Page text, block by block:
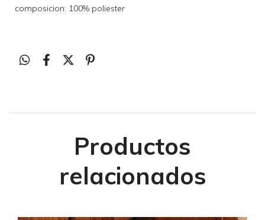
composicion: 100% poliester
Productos
relacionados